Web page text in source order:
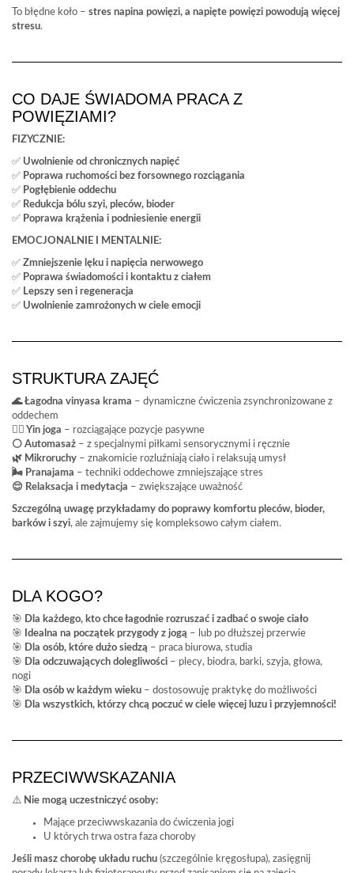
To błędne koło – stres napina powięzi, a napięte powięzi powodują więcej
stresu.
CO DAJE ŚWIADOMA PRACA Z
POWIĘZIAMI?
FIZYCZNIE:
✅ Uwolnienie od chronicznych napięć
✅ Poprawa ruchomości bez forsownego rozciągania
✅ Pogłębienie oddechu
✅ Redukcja bólu szyi, pleców, bioder
✅ Poprawa krążenia i podniesienie energii
EMOCJONALNIE I MENTALNIE:
✅ Zmniejszenie lęku i napięcia nerwowego
✅ Poprawa świadomości i kontaktu z ciałem
✅ Lepszy sen i regeneracja
✅ Uwolnienie zamrożonych w ciele emocji
STRUKTURA ZAJĘĆ
🌊 Łagodna vinyasa krama – dynamiczne ćwiczenia zsynchronizowane z
oddechem
🧘‍♀️ Yin joga – rozciągające pozycje pasywne
⚪ Automasaż – z specjalnymi piłkami sensorycznymi i ręcznie
🌿 Mikroruchy – znakomicie rozluźniają ciało i relaksują umysł
🌬️ Pranajama – techniki oddechowe zmniejszające stres
😌 Relaksacja i medytacja – zwiększające uważność
Szczególną uwagę przykładamy do poprawy komfortu pleców, bioder,
barków i szyi, ale zajmujemy się kompleksowo całym ciałem.
DLA KOGO?
🎯 Dla każdego, kto chce łagodnie rozruszać i zadbać o swoje ciało
🎯
Idealna na początek przygody z jogą – lub po dłuższej przerwie
🎯 Dla osób, które dużo siedzą – praca biurowa, studia
🎯 Dla odczuwających dolegliwości – plecy, biodra, barki, szyja, głowa,
nogi
🎯 Dla osób w każdym wieku – dostosowuję praktykę do możliwości
🎯 Dla wszystkich, którzy chcą poczuć w ciele więcej luzu i przyjemności!
PRZECIWWSKAZANIA
⚠️ Nie mogą uczestniczyć osoby:
Mające przeciwwskazania do ćwiczenia jogi
U których trwa ostra faza choroby
Jeśli masz chorobę układu ruchu (szczególnie kręgosłupa), zasięgnij